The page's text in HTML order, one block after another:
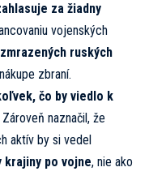
za žiadny
vojenských
zmrazených ruských
zbraní.
čo by viedlo k
naznačil, že
aktív by si vedel
krajiny po vojne, nie ako